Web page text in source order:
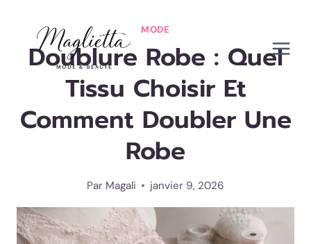
contenu
MODE
Doublure Robe : Quel
Tissu Choisir Et
Comment Doubler Une
Robe
Par Magali janvier 9, 2026